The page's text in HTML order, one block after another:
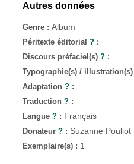
Autres données
Genre : Album
Péritexte éditorial ? :
Discours préfaciel(s) ? :
Typographie(s) /
Adaptation ? :
Traduction ? :
Langue ? : Français
Donateur ? : Suzanne Pouliot
Exemplaire(s) : 1